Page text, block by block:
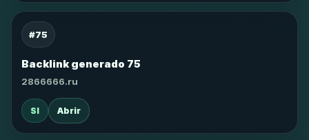
#75
Backlink generado 75
2866666.ru
SI Abrir